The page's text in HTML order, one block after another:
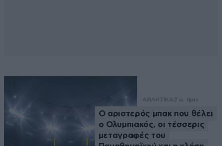
ΑΘΛΗΤΙΚΑ 2 ω. πριν
Ο αριστερός μπακ που θέλει
ο Ολυμπιακός, οι τέσσερις
μεταγραφές του